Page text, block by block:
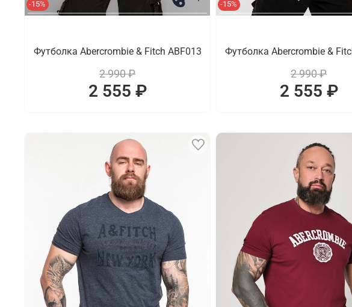
-15%
Футболка Abercrombie & Fitch ABF013
2 990 ₽
2 555 ₽
-15%
Футболка Abercrombie &
2 990 ₽
2 555 ₽